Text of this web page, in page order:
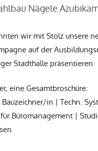
Nägele
wir mit Stolz unsere
auf der
Stadthalle präsentieren.
eine Gesamtbroschüre:
in | Techn.
Büromanagement |